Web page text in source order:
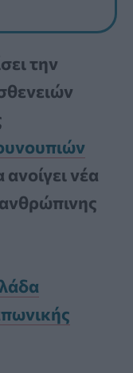
την
νέα